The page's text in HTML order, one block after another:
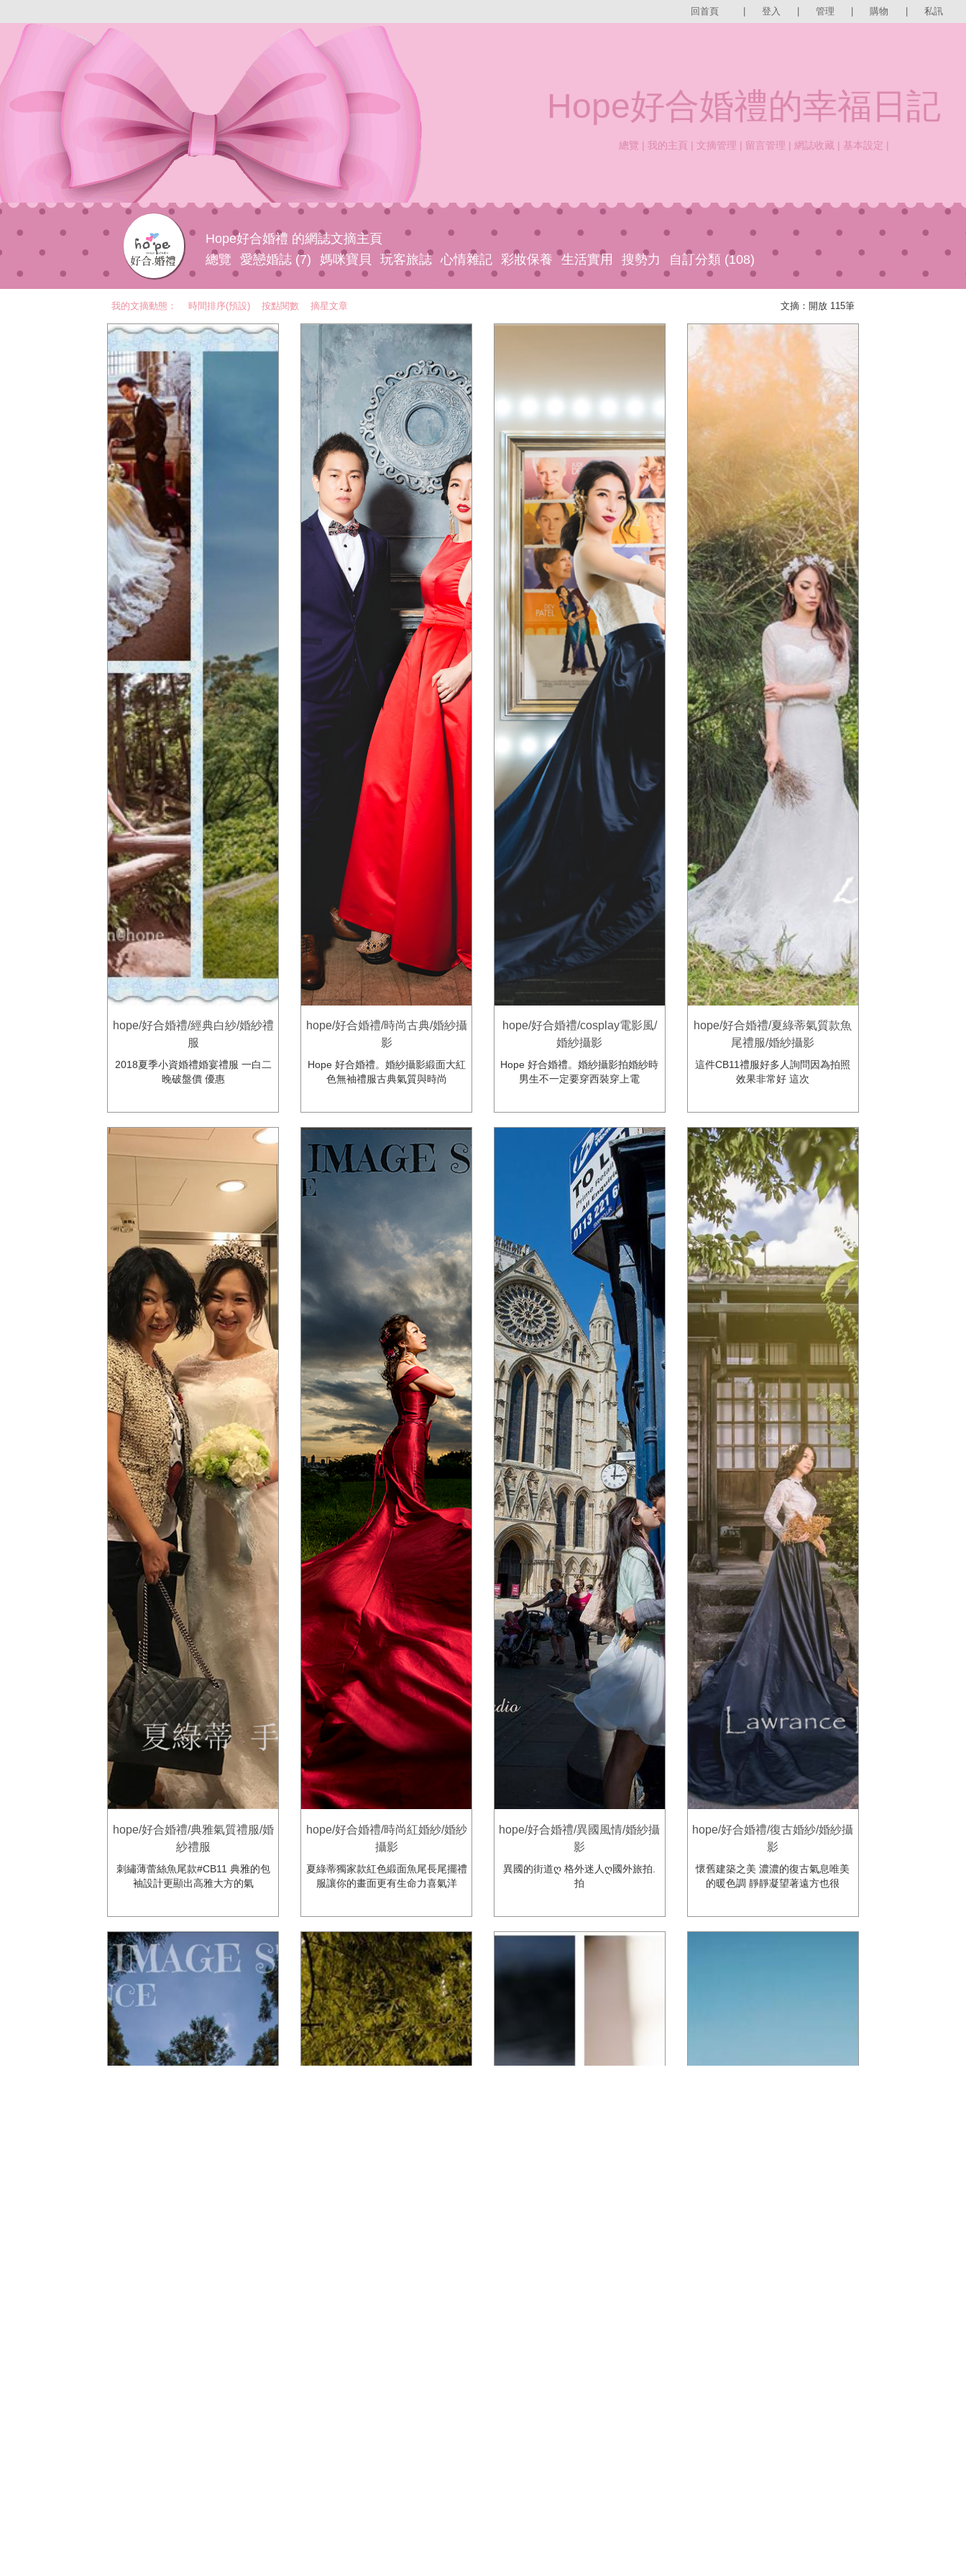
回首頁 登入 管理 購物 私訊
Hope好合婚禮的幸福日記
總覽 | 我的主頁 | 文摘管理 | 留言管理 | 網誌收藏 | 基本設定 |
Hope好合婚禮 的網誌文摘主頁
總覽
愛戀婚誌 (7) 媽咪寶貝 玩客旅誌 心情雜記 彩妝保養 生活實用 搜勢力 自訂分類 (108)
我的文摘動態： 時間排序(預設) 按點閱數 摘星文章 文摘：開放 115筆
hope/好合婚禮/經典白紗/婚紗禮
服
2018夏季小資婚禮婚宴禮服 一白二
晚破盤價 優惠
hope/好合婚禮/時尚古典/婚紗攝
影
Hope 好合婚禮。婚紗攝影緞面大紅
色無袖禮服古典氣質與時尚
hope/好合婚禮/cosplay電影風/
婚紗攝影
Hope 好合婚禮。婚紗攝影拍婚紗時
男生不一定要穿西裝穿上電
hope/好合婚禮/夏綠蒂氣質款魚
尾禮服/婚紗攝影
這件CB11禮服好多人詢問因為拍照
效果非常好 這次
hope/好合婚禮/典雅氣質禮服/婚
紗禮服
刺繡薄蕾絲魚尾款#CB11 典雅的包
袖設計更顯出高雅大方的氣
hope/好合婚禮/時尚紅婚紗/婚紗
攝影
夏綠蒂獨家款紅色緞面魚尾長尾擺禮
服讓你的畫面更有生命力喜氣洋
hope/好合婚禮/異國風情/婚紗攝
影
異國的街道ღ 格外迷人ღ國外旅拍.
拍
hope/好合婚禮/復古婚紗/婚紗攝
影
懷舊建築之美 濃濃的復古氣息唯美
的暖色調 靜靜凝望著遠方也很